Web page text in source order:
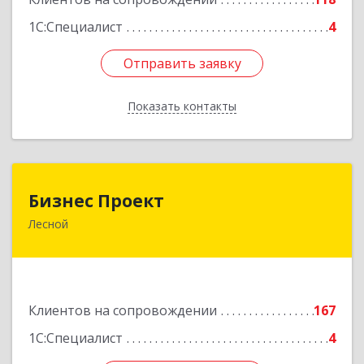
1С:Специалист
4
Отправить заявку
Показать контакты
Отправить заявку
Назад
Бизнес Проект
Лесной
Клиентов на сопровождении
167
1С:Специалист
4
624200, Свердловская обл, Лесной г, Сиротина